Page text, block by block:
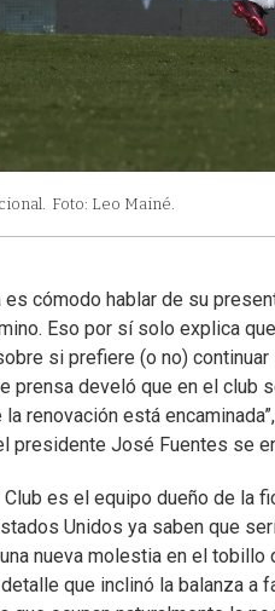
Foto: Leo Mainé.
es cómodo hablar de su
Eso por sí solo explica
si prefiere (o no)
prensa develó que en el
la renovación está
presidente José Fuentes se
es el equipo dueño de la
Unidos ya saben que
nueva molestia en el
detalle que inclinó la balanza